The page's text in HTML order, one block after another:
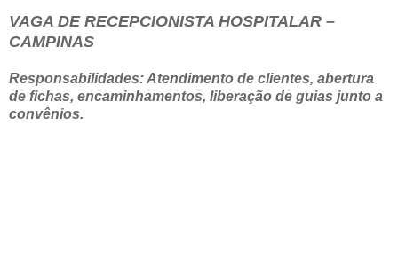
VAGA DE RECEPCIONISTA HOSPITALAR –
CAMPINAS
Responsabilidades: Atendimento de clientes, abertura
de fichas, encaminhamentos, liberação de guias junto a
convênios.